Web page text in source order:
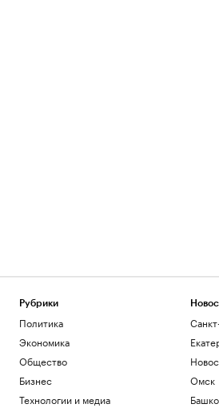
Рубрики
Политика
Экономика
Общество
Бизнес
Технологии и медиа
Омск